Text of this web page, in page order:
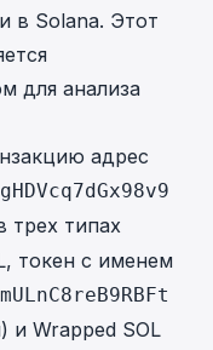
в Solana. Этот
для анализа
адрес
трех типах
токен с именем
и Wrapped SOL